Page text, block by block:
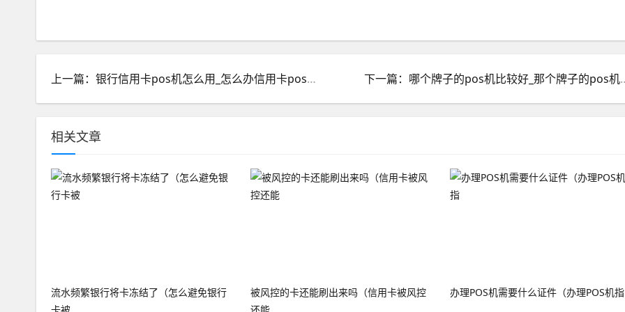
上一篇：银行信用卡pos机怎么用_怎么办信用卡pos机 下一篇：哪个牌
相关文章
流水频繁银行将卡冻结了（怎么避免银行
被风控的卡还能刷出来吗（信用卡被风控
办理POS机需要什么证件（办理POS机指